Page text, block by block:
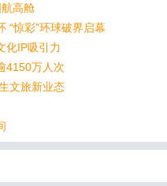
高舱
“惊彩”环球破界启幕
化IP吸引力
4150万人次
文旅新业态